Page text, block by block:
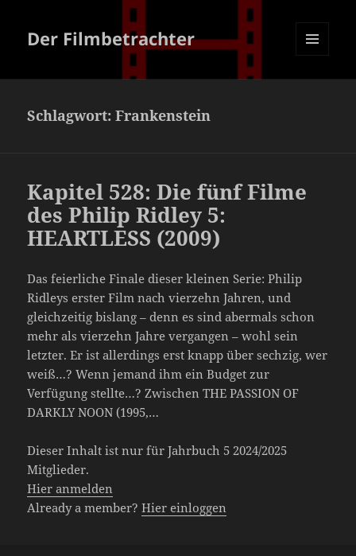
Der Filmbetrachter
Schlagwort:Frankenstein
Kapitel 528: Die fünf Filme
des Philip Ridley 5:
HEARTLESS (2009)
Das feierliche Finale dieser kleinen Serie: Philip
Ridleys erster Film nach vierzehn Jahren, und
gleichzeitig bislang – denn es sind abermals schon
mehr als vierzehn Jahre vergangen – wohl sein
letzter. Er ist allerdings erst knapp über sechzig, wer
weiß…? Wenn jemand ihm ein Budget zur
Verfügung stellte…? Zwischen THE PASSION OF
DARKLY NOON (1995,…
Dieser Inhalt ist nur für Jahrbuch 5 2024/2025
Mitglieder.
Hier anmelden
Already a member?Hier einloggen